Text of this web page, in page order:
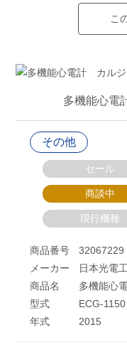
こ
多機能心電
その他
セール
商談中
現行機種
商品番号
32067229
メーカー
日本光電
商品名
多機能心
型式
ECG-1150
年式
2015